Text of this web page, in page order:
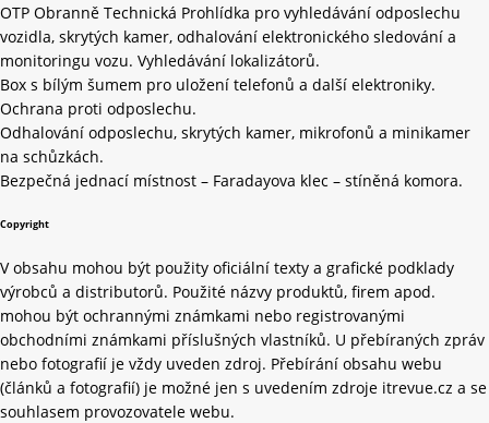
OTP Obranně Technická Prohlídka pro vyhledávání odposlechu
vozidla, skrytých kamer, odhalování elektronického sledování a
monitoringu vozu. Vyhledávání lokalizátorů.
Box s bílým šumem pro uložení telefonů a další elektroniky.
Ochrana proti odposlechu.
Odhalování odposlechu, skrytých kamer, mikrofonů a minikamer
na schůzkách.
Bezpečná jednací místnost – Faradayova klec – stíněná komora.
Copyright
V obsahu mohou být použity oficiální texty a grafické podklady
výrobců a distributorů. Použité názvy produktů, firem apod.
mohou být ochrannými známkami nebo registrovanými
obchodními známkami příslušných vlastníků. U přebíraných zpráv
nebo fotografií je vždy uveden zdroj. Přebírání obsahu webu
(článků a fotografií) je možné jen s uvedením zdroje itrevue.cz a se
souhlasem provozovatele webu.